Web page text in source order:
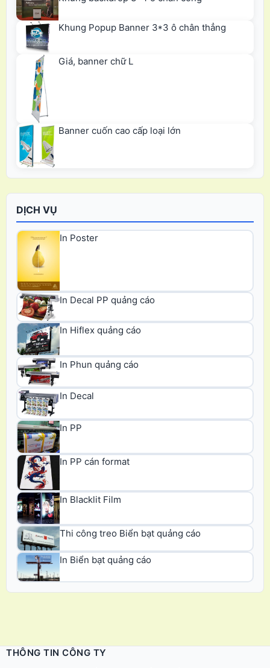
Khung Popup Banner 3*3 ô chân thẳng
Giá, banner chữ L
Banner cuốn cao cấp loại lớn
DỊCH VỤ
In Poster
In Decal PP quảng cáo
In Hiflex quảng cáo
In Phun quảng cáo
In Decal
In PP
In PP cán format
In Blacklit Film
Thi công treo Biển bạt quảng cáo
In Biển bạt quảng cáo
THÔNG TIN CÔNG TY